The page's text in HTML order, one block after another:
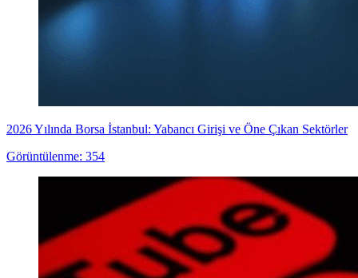
2026 Yılında Borsa İstanbul: Yabancı Girişi ve Öne Çıkan Sektörler
Görüntülenme: 354